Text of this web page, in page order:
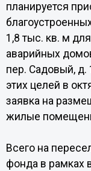
планируется
1,8 тыс. кв. м
аварийных
пер. Садовый, д.
этих целей в
заявка на
жилые
Всего на
фонда в рамках